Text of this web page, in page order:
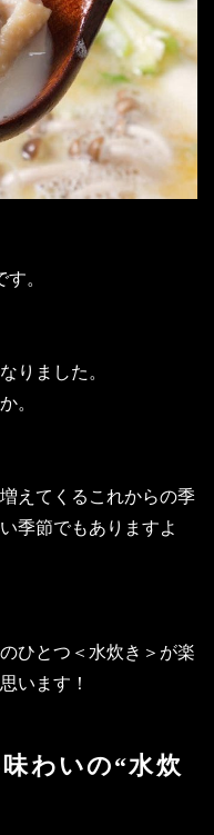
。
りました。
。
えてくるこれからの季
季節でもありますよ
ひとつ＜水炊き＞が楽
います！
わいの“水炊